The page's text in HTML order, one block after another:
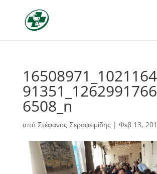
6508_n
από Στέφανος Σεραφειμίδης | Φεβ 13,